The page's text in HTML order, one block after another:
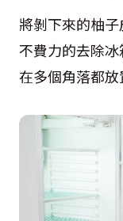
將剝下來的柚
不費力的去除
在多個角落都放